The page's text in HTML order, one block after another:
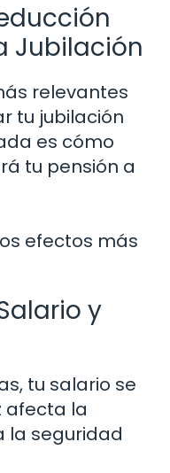
Jubilación
relevantes
tu jubilación
es cómo
tu pensión a
efectos más
y
tu salario se
afecta la
la seguridad